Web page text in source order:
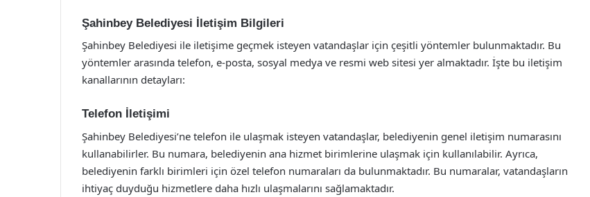
Şahinbey Belediyesi İletişim Bilgileri
Şahinbey Belediyesi ile iletişime geçmek isteyen vatandaşlar için çeşitli yöntemler bulunmaktadır. Bu
yöntemler arasında telefon, e-posta, sosyal medya ve resmi web sitesi yer almaktadır. İşte bu iletişim
kanallarının detayları:
Telefon İletişimi
Şahinbey Belediyesi’ne telefon ile ulaşmak isteyen vatandaşlar, belediyenin genel iletişim numarasını
kullanabilirler. Bu numara, belediyenin ana hizmet birimlerine ulaşmak için kullanılabilir. Ayrıca,
belediyenin farklı birimleri için özel telefon numaraları da bulunmaktadır. Bu numaralar, vatandaşların
ihtiyaç duyduğu hizmetlere daha hızlı ulaşmalarını sağlamaktadır.